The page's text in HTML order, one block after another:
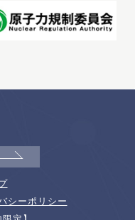
シーポリシー